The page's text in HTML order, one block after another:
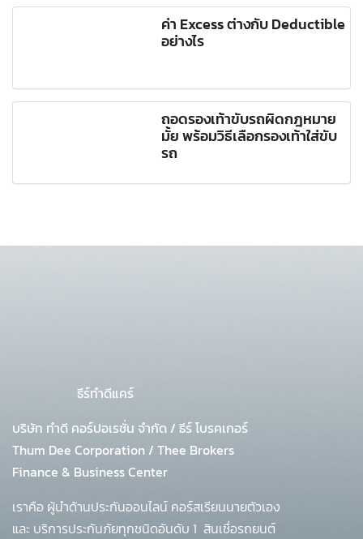
ค่า Excess ต่างกับ Deductible
อย่างไร
ถอดรองเท้าขับรถผิดกฎหมาย
มั้ย พร้อมวิธีเลือกรองเท้าใส่ขับ
รถ
ธีร์ทำดีแคร์
บริษัท ทำดี คอร์ปอเรชั่น จำกัด / ธีร์ โบรคเกอร์
Thum Dee Corporation / Thee Brokers
Finance & Business Center
เราคือ ผู้นำด้านประกันออนไลน์ คอร์สเรียนนายตัวเอง
และ บริการประกันภัยทุกชนิดอันดับ 1 สินเชื่อรถยนต์